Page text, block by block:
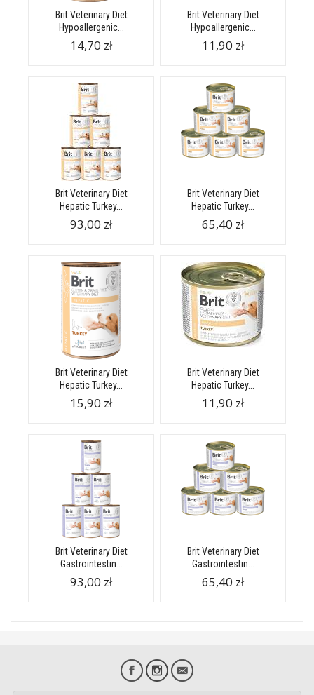
Brit Veterinary Diet
Hypoallergenic...
14,70 zł
Brit Veterinary Diet
Hypoallergenic...
11,90 zł
Brit Veterinary Diet
Hepatic Turkey...
93,00 zł
Brit Veterinary Diet
Hepatic Turkey...
65,40 zł
Brit Veterinary Diet
Hepatic Turkey...
15,90 zł
Brit Veterinary Diet
Hepatic Turkey...
11,90 zł
Brit Veterinary Diet
Gastrointestin...
93,00 zł
Brit Veterinary Diet
Gastrointestin...
65,40 zł